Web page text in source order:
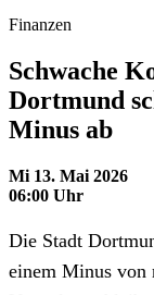
Finanzen
Schwache
Dortmund
Minus ab
Mi 13. Mai 2026
06:00 Uhr
Die Stadt
einem Minus